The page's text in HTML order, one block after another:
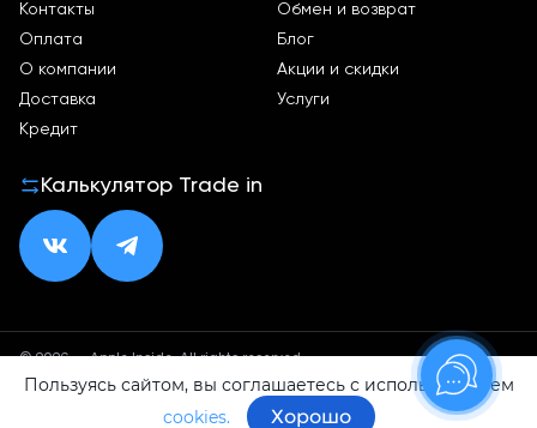
Контакты
Оплата
О компании
Доставка
Кредит
Обмен и возврат
Блог
Акции и скидки
Услуги
Калькулятор Trade in
© 2026 — Apple Inside. All rights reserved.
Политика конфиденциальностиОферта
Пользуясь сайтом, вы соглашаетесь с использованием
cookies.
Хорошо